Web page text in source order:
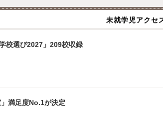
未就学児アクセ
校選び2027」209校収録
満足度No.1が決定